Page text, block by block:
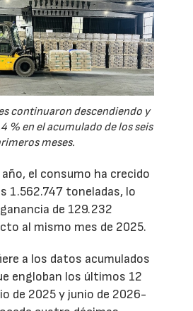
continuaron descendiendo y
% en el acumulado de los seis
meses.
el consumo ha crecido
1.562.747 toneladas, lo
de 129.232
al mismo mes de 2025.
a los datos acumulados
engloban los últimos 12
de 2025 y junio de 2026-